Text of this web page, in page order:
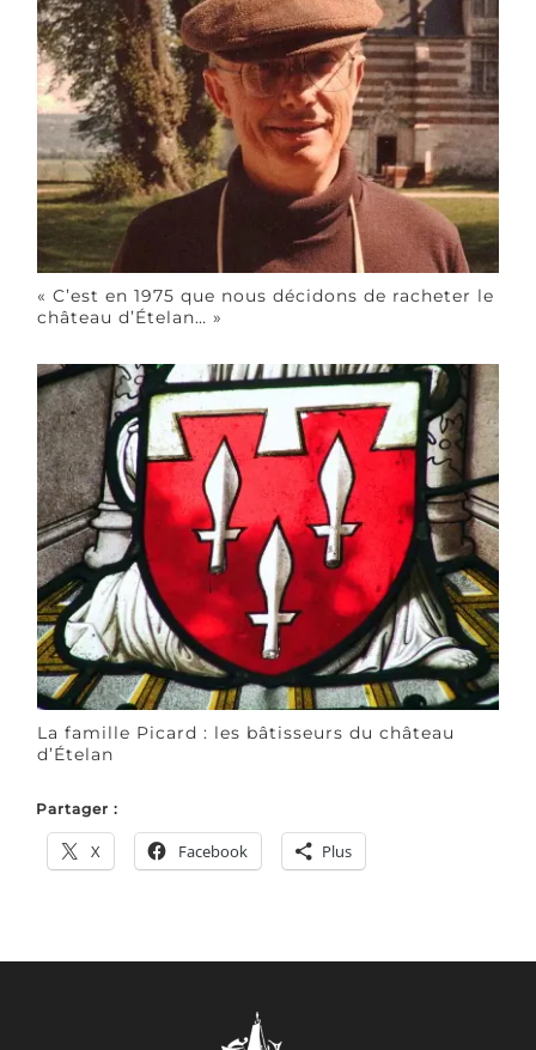
« C’est en 1975 que nous décidons de racheter le
château d’Ételan… »
La famille Picard : les bâtisseurs du château
d’Ételan
Partager :
X Facebook Plus